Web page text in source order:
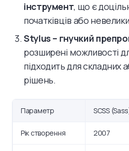
інструмент, що є
початківців або
Stylus – гнучкий
розширені можливості
підходить для складних
рішень.
Параметр SCSS
Рік створення 2007